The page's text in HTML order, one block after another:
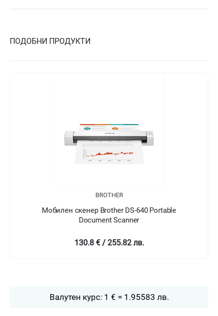
ПОДОБНИ ПРОДУКТИ
BROTHER
Мобилен скенер Brother DS-640 Portable
Document Scanner
130.8 € / 255.82 лв.
Валутен курс: 1 € = 1.95583 лв.